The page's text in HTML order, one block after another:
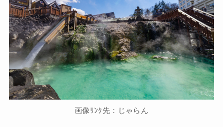
画像ﾘﾝｸ先：じゃらん